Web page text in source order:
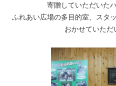
寄贈していただいた
ふれあい広場の多目的室、スタ
おかせていただ